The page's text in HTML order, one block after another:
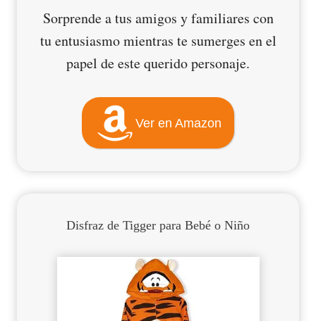
Sorprende a tus amigos y familiares con
tu entusiasmo mientras te sumerges en el
papel de este querido personaje.
Ver en Amazon
Disfraz de Tigger para Bebé o Niño